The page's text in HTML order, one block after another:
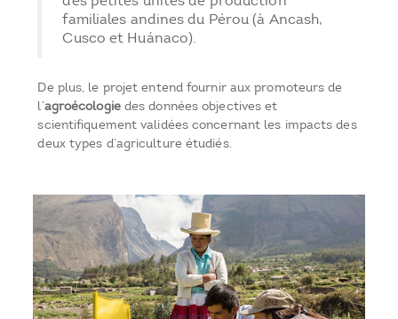
familiales andines du Pérou (à Ancash,
Cusco et Huánaco).
De plus, le projet entend fournir aux promoteurs de
l’agroécologiedes données objectives et
scientifiquement validées concernant les impacts des
deux types d’agriculture étudiés.